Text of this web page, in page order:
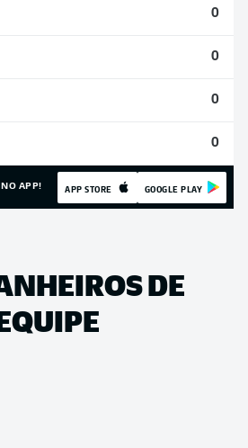
0
0
0
0
APP! APP STORE GOOGLE PLAY
DE